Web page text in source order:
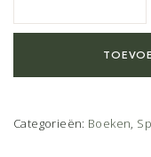
Categorieën: Boeken,